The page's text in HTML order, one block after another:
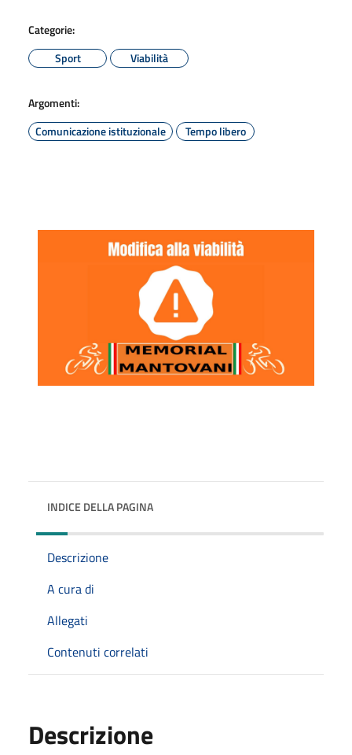
Categorie:
Sport
Viabilità
Argomenti:
Comunicazione istituzionale
Tempo libero
INDICE DELLA PAGINA
Descrizione
A cura di
Allegati
Contenuti correlati
Descrizione